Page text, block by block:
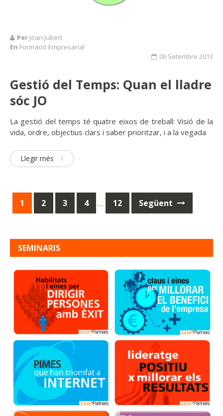
Per Joan Jubert
En Formació Empresarial
06 Setembre 2013
Gestió del Temps: Quan el lladre
sóc JO
La gestió del temps té quatre eixos de treball: Visió de la
vida, ordre, objectius clars i saber prioritzar, i a la vegada
Llegir més
Posts
1 2 3 4 … 12 Següent
SEMINARIS